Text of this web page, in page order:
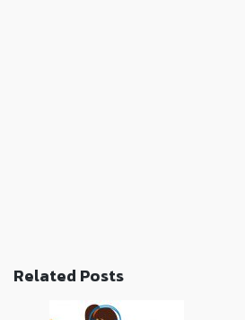
Related Posts